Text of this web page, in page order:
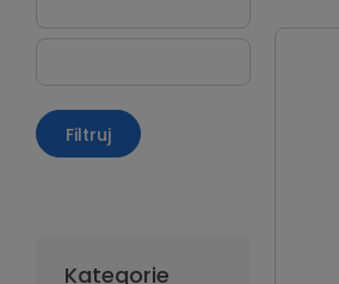
Filtruj
Kategorie